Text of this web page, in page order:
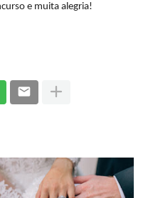
e muita alegria!